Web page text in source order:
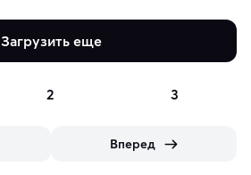
Загрузить еще
2 3
Вперед